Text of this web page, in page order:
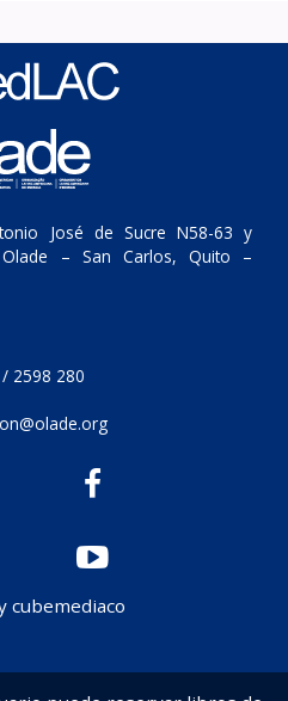
José de Sucre N58-63 y
Olade – San Carlos, Quito –
2598 280
cubemediaco